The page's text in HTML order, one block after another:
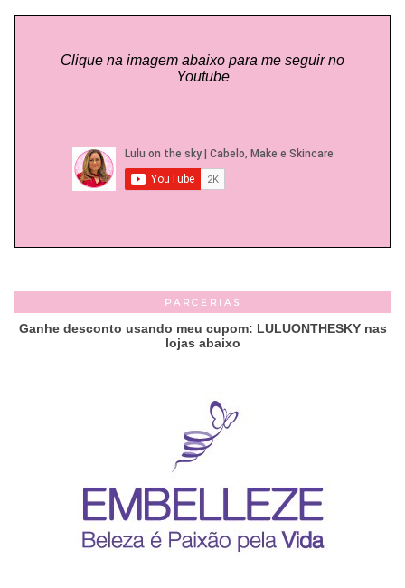
Clique na imagem abaixo para me seguir no
Youtube
PARCERIAS
Ganhe desconto usando meu cupom: LULUONTHESKY nas
lojas abaixo